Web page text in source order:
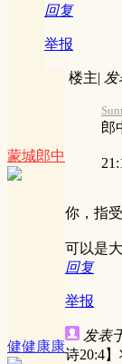
回复
举报
蒙城郎中
楼主| 发
郎
你，指
可以是
回复
举报
健健康康
发表
诗20:4